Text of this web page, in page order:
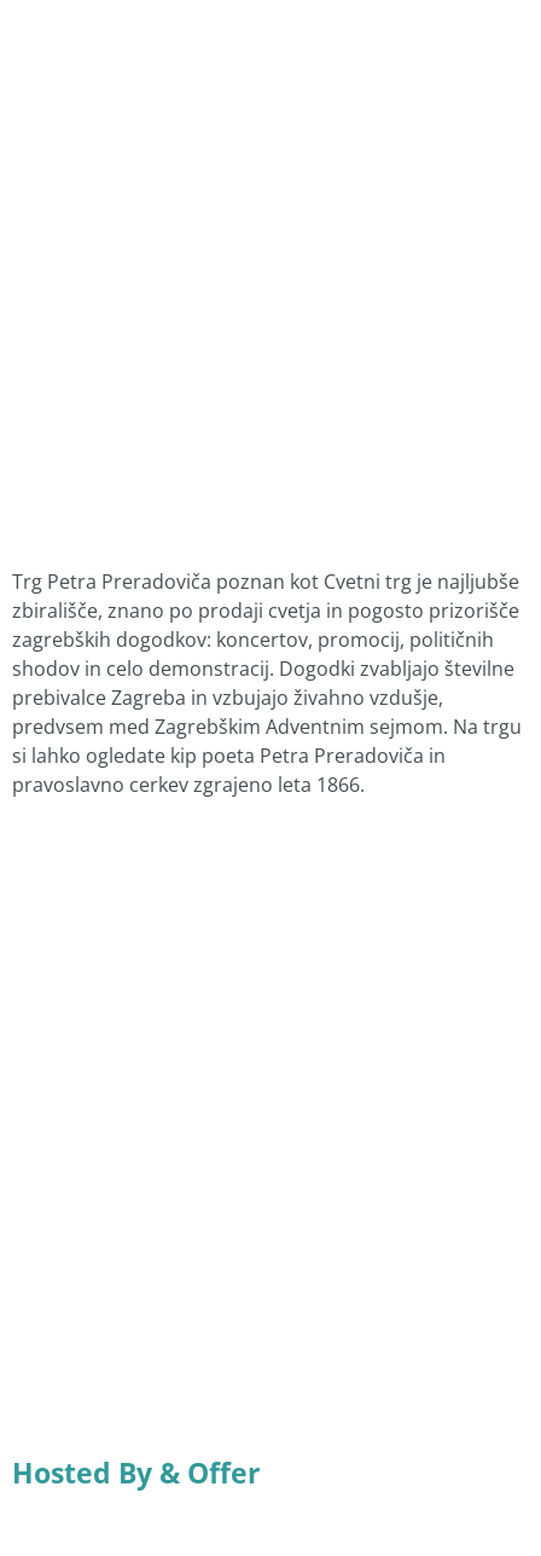
Trg Petra Preradoviča poznan kot Cvetni trg je najljubše
zbirališče, znano po prodaji cvetja in pogosto prizorišče
zagrebških dogodkov: koncertov, promocij, političnih
shodov in celo demonstracij. Dogodki zvabljajo številne
prebivalce Zagreba in vzbujajo živahno vzdušje,
predvsem med Zagrebškim Adventnim sejmom. Na trgu
si lahko ogledate kip poeta Petra Preradoviča in
pravoslavno cerkev zgrajeno leta 1866.
Hosted By & Offer